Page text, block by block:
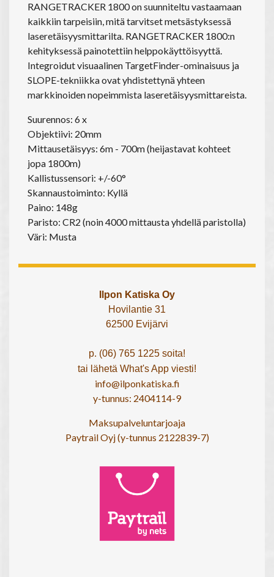
RANGETRACKER 1800 on suunniteltu vastaamaan
kaikkiin tarpeisiin, mitä tarvitset metsästyksessä
laseretäisyysmittarilta. RANGETRACKER 1800:n
kehityksessä painotettiin helppokäyttöisyyttä.
Integroidut visuaalinen TargetFinder-ominaisuus ja
SLOPE-tekniikka ovat yhdistettynä yhteen
markkinoiden nopeimmista laseretäisyysmittareista.
Suurennos: 6 x
Objektiivi: 20mm
Mittausetäisyys: 6m - 700m (heijastavat kohteet
jopa 1800m)
Kallistussensori: +/-60°
Skannaustoiminto: Kyllä
Paino: 148g
Paristo: CR2 (noin 4000 mittausta yhdellä paristolla)
Väri: Musta
Ilpon Katiska Oy
Hovilantie 31
62500 Evijärvi
p. (06) 765 1225 soita!
tai lähetä What's App viesti!
info@ilponkatiska.fi
y-tunnus: 2404114-9
Maksupalveluntarjoaja
Paytrail Oyj (y-tunnus 2122839-7)